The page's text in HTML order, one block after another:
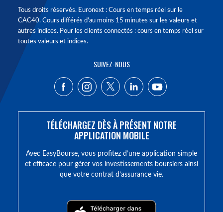
Tous droits réservés. Euronext : Cours en temps réel sur le
CAC40. Cours différés d'au moins 15 minutes sur les valeurs et
autres indices. Pour les clients connectés : cours en temps réel sur
toutes valeurs et indices.
SUIVEZ-NOUS
TÉLÉCHARGEZ DÈS À PRÉSENT NOTRE
APPLICATION MOBILE
Avec EasyBourse, vous profitez d’une application simple
et efficace pour gérer vos investissements boursiers ainsi
que votre contrat d’assurance vie.